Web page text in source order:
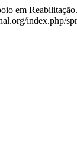
em Reabilitação.
index.php/